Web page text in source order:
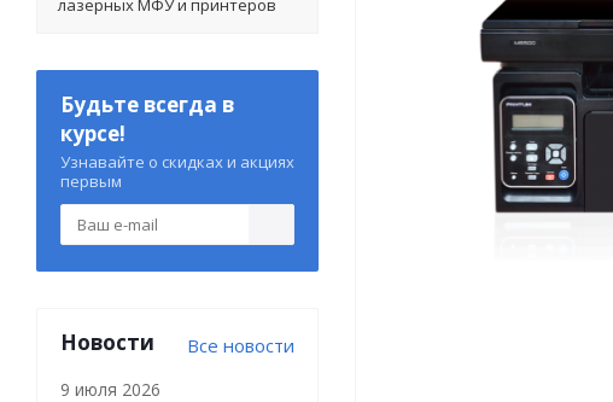
лазерных МФУ и принтеров
Будьте всегда в
курсе!
Узнавайте о скидках и акциях
первым
Новости Все новости
9 июля 2026